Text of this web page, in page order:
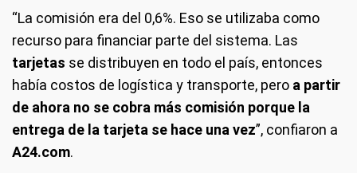
“La comisión era del 0,6%. Eso se utilizaba como
recurso para financiar parte del sistema. Las
tarjetas se distribuyen en todo el país, entonces
había costos de logística y transporte, pero a partir
de ahora no se cobra más comisión porque la
entrega de la tarjeta se hace una vez”, confiaron a
A24.com.